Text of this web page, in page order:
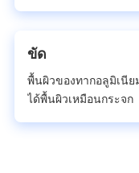
ขัด
พื้นผิวของทากอลูมิเนีย
ได้พื้นผิวเหมือนกระจก